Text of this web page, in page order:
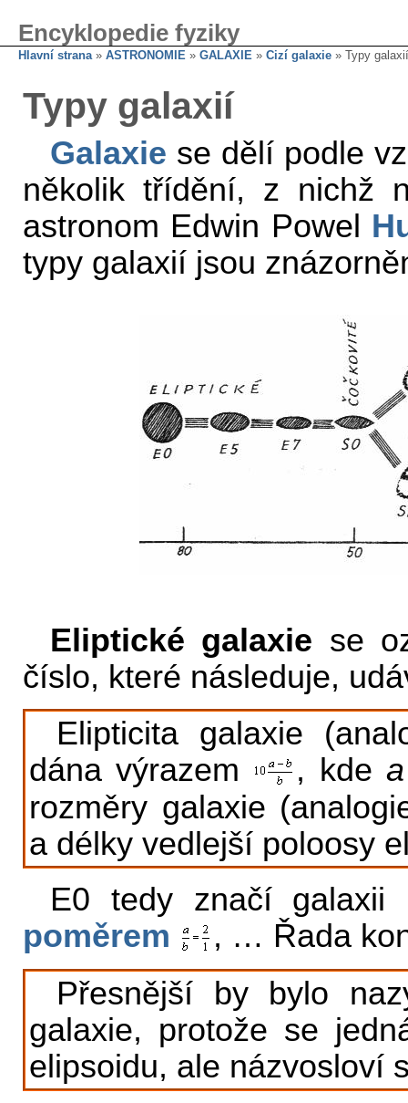
Encyklopedie fyziky
Hlavní strana» ASTRONOMIE » GALAXIE » Cizí galaxie » Typy galaxií
Typy galaxií
Galaxie se dělí podle
několik třídění, z nichž
astronom Edwin Powel
typy galaxií jsou
Eliptické galaxie se
číslo, které následuje,
Elipticita galaxie
dána výrazem
, kde a
rozměry galaxie
a délky vedlejší poloosy
E0 tedy značí galaxii
poměrem
, … Řada
Přesnější by bylo
galaxie, protože se
elipsoidu, ale názvosloví